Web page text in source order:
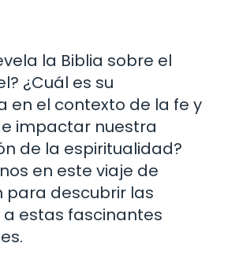
la Biblia sobre el
¿Cuál es su
en el contexto de la fe y
impactar nuestra
de la espiritualidad?
en este viaje de
para descubrir las
estas fascinantes